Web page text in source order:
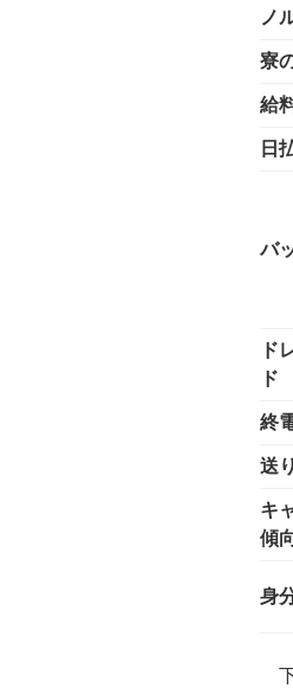
ノ
寮
給
日
バ
ド
ド
終
送り
キ
傾
身
下